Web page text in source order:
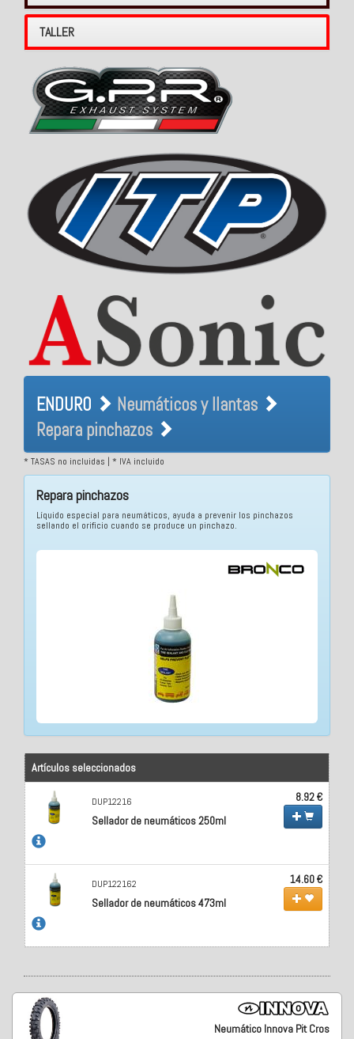
TALLER
ENDURO Neumáticos y
llantas Repara pinchazos
ENDURO
Neumáticos y llantas
Repara pinchazos
* TASAS no incluidas | * IVA incluido
Repara pinchazos
Líquido especial para neumáticos, ayuda a prevenir los pinchazos
sellando el orificio cuando se produce un pinchazo.
Artículos seleccionados
DUP12216
Sellador de neumáticos 250ml
8.92 €
DUP122162
Sellador de neumáticos 473ml
14.60 €
Neumático Innova Pit Cros